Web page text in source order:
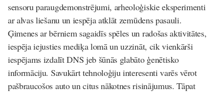
sensoru paraugdemonstrējumi, arheoloģiskie eksperimenti
ar alvas liešanu un iespēja atklāt zemūdens pasauli.
Ģimenes ar bērniem sagaidīs spēles un radošas aktivitātes,
iespēja iejusties mediķa lomā un uzzināt, cik vienkārši
iespējams izdalīt DNS jeb šūnās glabāto ģenētisko
informāciju. Savukārt tehnoloģiju interesenti varēs vērot
pašbraucošos auto un citus nākotnes risinājumus. Tāpat